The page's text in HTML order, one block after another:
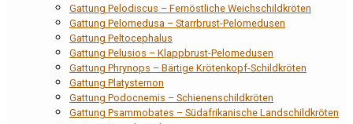
Gattung Pelodiscus – Fernöstliche Weichschildkröten
Gattung Pelomedusa – Starrbrust-Pelomedusen
Gattung Peltocephalus
Gattung Pelusios – Klappbrust-Pelomedusen
Gattung Phrynops – Bärtige Krötenkopf-Schildkröten
Gattung Platysternon
Gattung Podocnemis – Schienenschildkröten
Gattung Psammobates – Südafrikanische Landschildkröten